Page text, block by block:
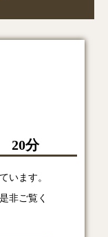
20分
います。
非ご覧く